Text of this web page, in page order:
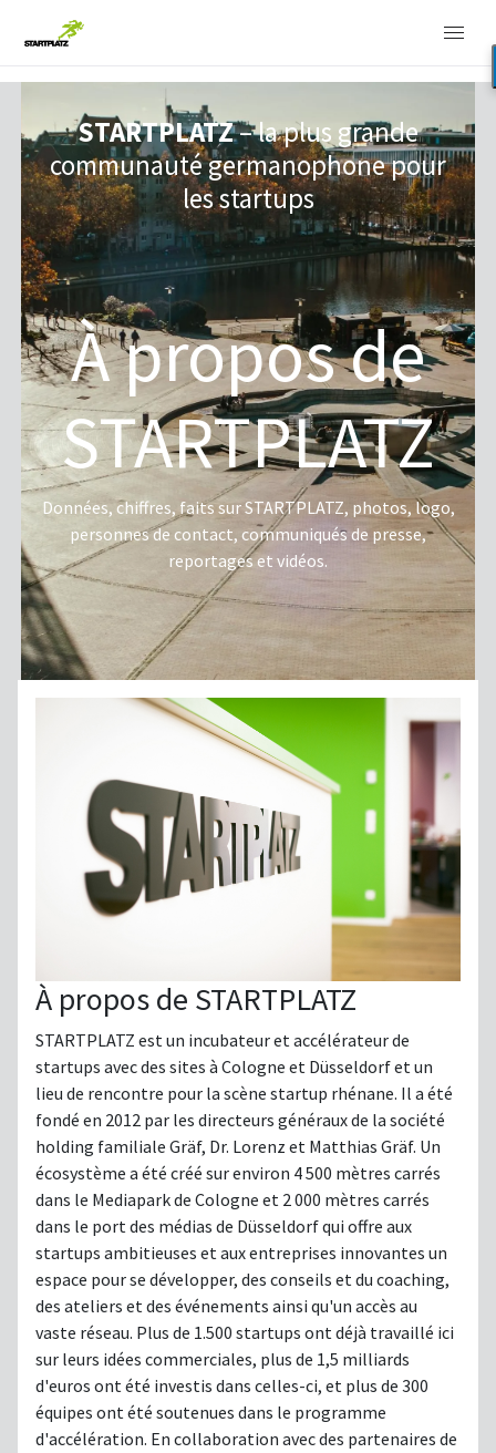
STARTPLATZ– la plus grande
communauté germanophone pour
les startups
À propos de
STARTPLATZ
Données, chiffres, faits sur STARTPLATZ, photos, logo,
personnes de contact, communiqués de presse,
reportages et vidéos.
À propos de STARTPLATZ
STARTPLATZ est un incubateur et accélérateur de
startups avec des sites à Cologne et Düsseldorf et un
lieu de rencontre pour la scène startup rhénane. Il a été
fondé en 2012 par les directeurs généraux de la société
holding familiale Gräf, Dr. Lorenz et Matthias Gräf. Un
écosystème a été créé sur environ 4 500 mètres carrés
dans le Mediapark de Cologne et 2 000 mètres carrés
dans le port des médias de Düsseldorf qui offre aux
startups ambitieuses et aux entreprises innovantes un
espace pour se développer, des conseils et du coaching,
des ateliers et des événements ainsi qu'un accès au
vaste réseau. Plus de 1.500 startups ont déjà travaillé ici
sur leurs idées commerciales, plus de 1,5 milliards
d'euros ont été investis dans celles-ci, et plus de 300
équipes ont été soutenues dans le programme
d'accélération. En collaboration avec des partenaires de